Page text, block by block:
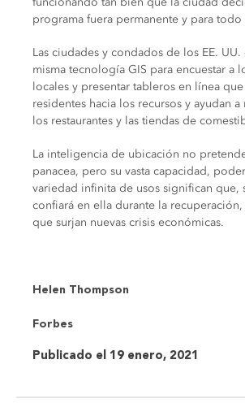
programa fuera permanente y para todo
Las ciudades y condados de los EE.
misma tecnología GIS para encuestar a
locales y presentar tableros en línea
residentes hacia los recursos y ayudan
los restaurantes y las tiendas de
La inteligencia de ubicación no
panacea, pero su vasta capacidad,
variedad infinita de usos significan que,
confiará en ella durante la
que surjan nuevas crisis económicas.
Helen Thompson
Forbes
Publicado el 19 enero, 2021